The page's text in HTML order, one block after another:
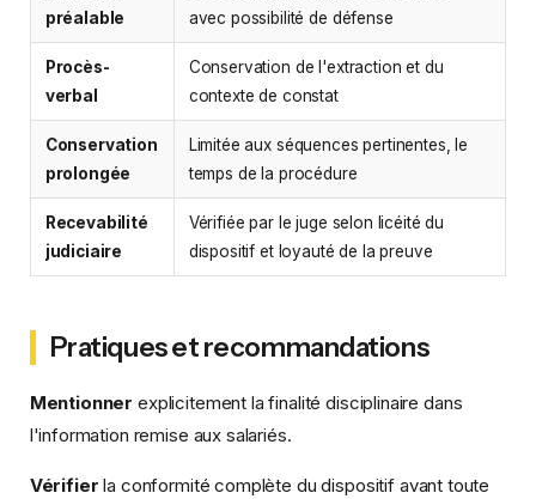
préalable
avec possibilité de défense
Procès-
verbal
Conservation de l'extraction et du
contexte de constat
Conservation
prolongée
Limitée aux séquences pertinentes, le
temps de la procédure
Recevabilité
judiciaire
Vérifiée par le juge selon licéité du
dispositif et loyauté de la preuve
Pratiques et recommandations
Mentionner explicitement la finalité disciplinaire dans
l'information remise aux salariés.
Vérifier la conformité complète du dispositif avant toute